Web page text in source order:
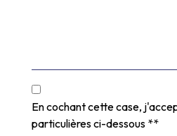
En cochant cette case,
particulières ci-dessous **